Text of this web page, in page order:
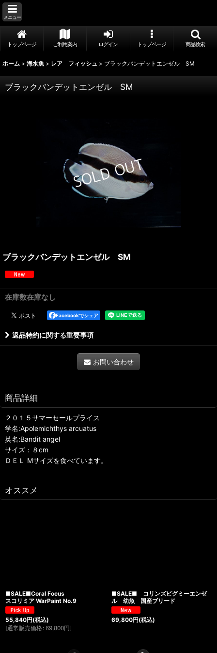
メニュー
トップページ ご利用案内 ログイン トップページ 商品検索
ホーム > 海水魚 > レア フィッシュ > ブラックバンデットエンゼル SM
ブラックバンデットエンゼル SM
ブラックバンデットエンゼル SM
在庫数在庫なし
Facebookでシェア
返品特約に関する重要事項
お問い合わせ
商品詳細
２０１５サマーセールプライス
学名:Apolemichthys arcuatus
英名:Bandit angel
サイズ：８cm
ＤＥＬ Mサイズを食べています。
オススメ
■SALE■Coral Focus
スコリミア WarPaint No.9
55,840円(税込)
[通常販売価格 : 69,800円]
■SALE■ コリンズピグミーエンゼ
ル 幼魚 国産ブリード
69,800円(税込)